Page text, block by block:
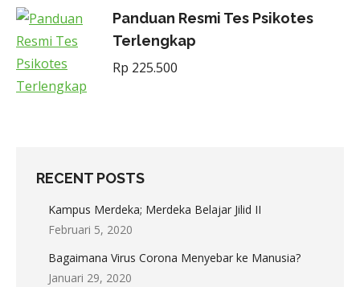
Panduan Resmi Tes Psikotes
Terlengkap
Rp 225.500
RECENT POSTS
Kampus Merdeka; Merdeka Belajar Jilid II
Februari 5, 2020
Bagaimana Virus Corona Menyebar ke Manusia?
Januari 29, 2020